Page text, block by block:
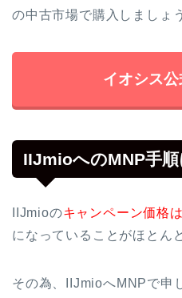
の中古市場で購入しましょ
イオシス
IIJmioへのMNP手
IIJmioのキャンペーン価格
になっていることがほとん
その為、IIJmioへMNPで申